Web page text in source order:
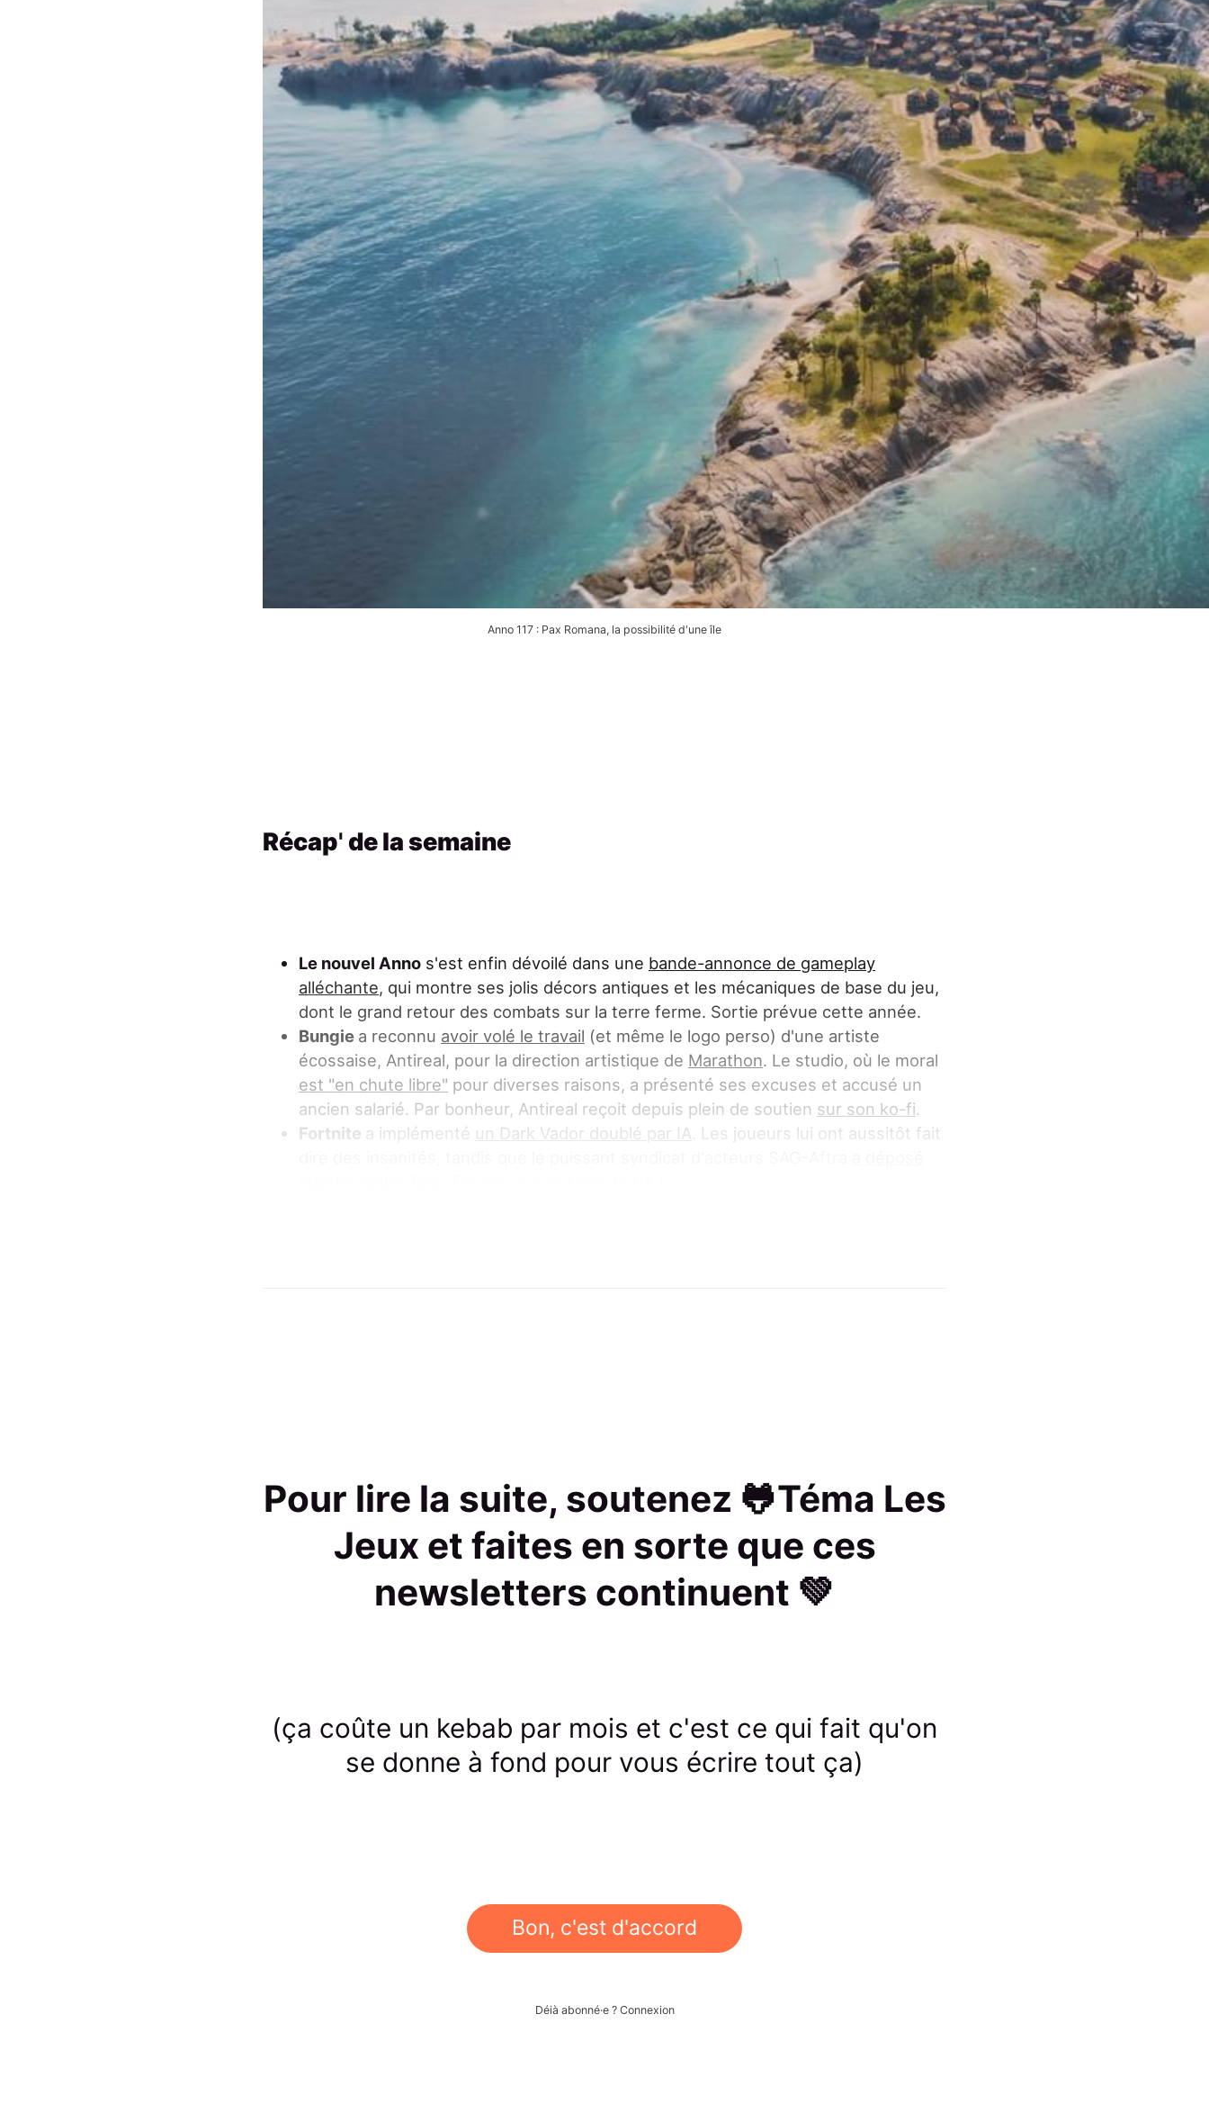
Anno 117 : Pax Romana, la possibilité d'une île
Récap'de la semaine
Le nouvel Anno s'est enfin dévoilé dans une bande-annonce de gameplay
alléchante, qui montre ses jolis décors antiques et les mécaniques de base du jeu,
dont le grand retour des combats sur la terre ferme. Sortie prévue cette année.
Bungie a reconnu avoir volé le travail (et même le logo perso) d'une artiste
écossaise, Antireal, pour la direction artistique de Marathon. Le studio, où le moral
est "en chute libre" pour diverses raisons, a présenté ses excuses et accusé un
ancien salarié. Par bonheur, Antireal reçoit depuis plein de soutien sur son ko-fi.
Fortnite a implémenté un Dark Vador doublé par IA . Les joueurs lui ont aussitôt fait
Pour lire la suite, soutenez 🐸Téma Les
Jeux et faites en sorte que ces
newsletters continuent 💚
(ça coûte un kebab par mois et c'est ce qui fait qu'on
se donne à fond pour vous écrire tout ça)
Bon, c'est d'accord
Déjà abonné·e ? Connexion